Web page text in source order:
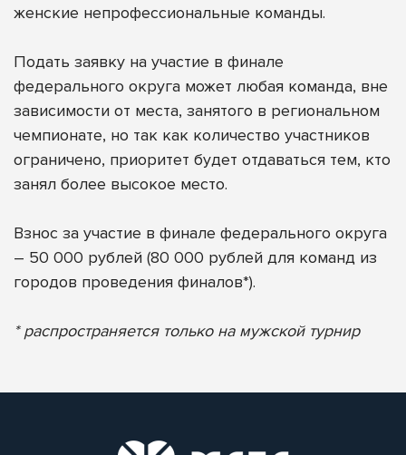
женские непрофессиональные команды.
Подать заявку на участие в финале
федерального округа может любая команда, вне
зависимости от места, занятого в региональном
чемпионате, но так как количество участников
ограничено, приоритет будет отдаваться тем, кто
занял более высокое место.
Взнос за участие в финале федерального округа
– 50 000 рублей (80 000 рублей для команд из
городов проведения финалов*).
* распространяется только на мужской турнир